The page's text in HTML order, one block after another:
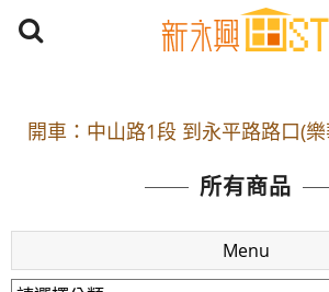
開車：中山路1段 到永平路路口(
捷運： 中和線【頂溪站 2 號出口
原Line已滿 無法加Line好友
所有商品
Menu